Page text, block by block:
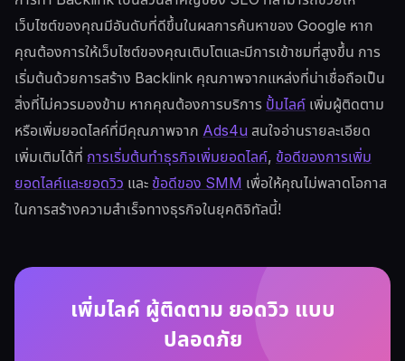
เว็บไซต์ของคุณมีอันดับที่ดีขึ้นในผลการค้นหาของ Google หาก
คุณต้องการให้เว็บไซต์ของคุณเติบโตและมีการเข้าชมที่สูงขึ้น การ
เริ่มต้นด้วยการสร้าง Backlink คุณภาพจากแหล่งที่น่าเชื่อถือเป็น
สิ่งที่ไม่ควรมองข้าม หากคุณต้องการบริการ ปั้มไลค์ เพิ่มผู้ติดตาม
หรือเพิ่มยอดไลค์ที่มีคุณภาพจาก Ads4uสนใจอ่านรายละเอียด
เพิ่มเติมได้ที่ การเริ่มต้นทำธุรกิจเพิ่มยอดไลค์, ข้อดีของการเพิ่ม
ยอดไลค์และยอดวิว และ ข้อดีของ SMM เพื่อให้คุณไม่พลาดโอกาส
ในการสร้างความสำเร็จทางธุรกิจในยุคดิจิทัลนี้!
เพิ่มไลค์ ผู้ติดตาม ยอดวิว แบบ
ปลอดภัย